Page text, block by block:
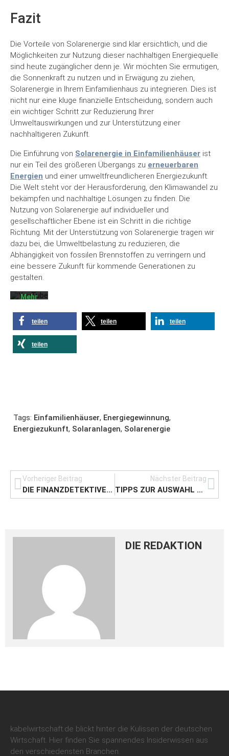
Fazit
Die Vorteile von Solarenergie sind klar ersichtlich, und die
Möglichkeiten zur Nutzung dieser nachhaltigen Energiequelle
sind heute zugänglicher denn je. Wir möchten Sie ermutigen,
die Sonnenkraft zu nutzen und in Erwägung zu ziehen,
Solarenergie in Ihrem Einfamilienhaus zu integrieren. Dies ist
nicht nur eine kluge finanzielle Entscheidung, sondern auch
ein wichtiger Schritt zur Reduzierung Ihrer
Umweltauswirkungen und zur Unterstützung einer
nachhaltigeren Zukunft.
Die Einführung von Solarenergie in Einfamilienhäuser ist
nur ein Teil des größeren Übergangs zu erneuerbaren
Energien und einer umweltfreundlicheren Energiezukunft.
Die Welt steht vor der Herausforderung, den Klimawandel zu
bekämpfen und nachhaltige Lösungen zu finden. Die
Nutzung von Solarenergie auf individueller und
gesellschaftlicher Ebene ist ein Schritt in die richtige
Richtung. Mit der Unterstützung von Solarenergie tragen wir
dazu bei, die Umweltbelastung zu reduzieren, die
Abhängigkeit von fossilen Brennstoffen zu verringern und
eine bessere Zukunft für kommende Generationen zu
gestalten.
Mit
dem
Laden
des
Videos
akzeptieren
Sie die
von
Mehr
Video
laden
teilen teilen teilen
teilen
Tags: Einfamilienhäuser, Energiegewinnung,
Energiezukunft, Solaranlagen, Solarenergie
Vorheriger Beitrag
DIE FINANZDETEKTIVE: WIE INKASSODIENSTE SCHULDNER FINDEN
Nächster Beitrag
TIPPS ZUR AUSWAHL DER RICHTIGEN SACHINHALTSVERSICHERUNG FÜR IHR UNTERNEHMEN
DIE REDAKTION
kabelwirtschaft.de blickt hinter die Kulissen der deutschen
Wirtschaft. Hier finden Sie spannendes Insiderwissen aus
den verschiedensten Branchen.